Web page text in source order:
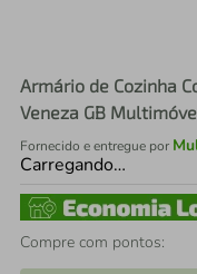
Armário de Cozinha
Veneza GB
Fornecido e entregue por
Carregando…
Compre com pontos: